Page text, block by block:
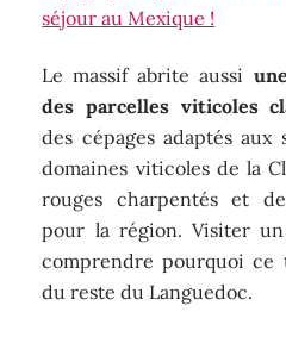
séjour au Mexique !
Le massif abrite aussi
des parcelles viticoles
des cépages adaptés aux
domaines viticoles de la
rouges charpentés et
pour la région. Visiter
comprendre pourquoi ce
du reste du Languedoc.